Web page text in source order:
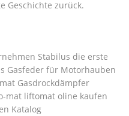
Geschichte zurück.
Stabilus die erste
Gasfeder für Motorhauben
Gasdrockdämpfer
mat liftomat oline kaufen
Katalog